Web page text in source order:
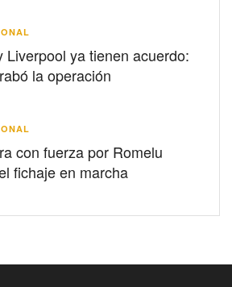
Liverpool ya tienen acuerdo:
la operación
con fuerza por Romelu
fichaje en marcha